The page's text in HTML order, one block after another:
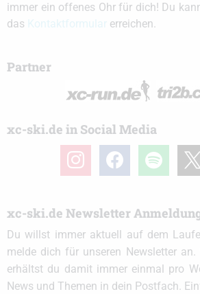
immer ein offenes Ohr für dich! Du
das
erreichen.
Partner
xc-ski.de in Social Media
instagramfacebook spotify
xc-ski.de Newsletter
Du willst immer aktuell auf dem
melde dich für unseren Newsletter an.
erhältst du damit immer einmal pro
News und Themen in dein Postfach.